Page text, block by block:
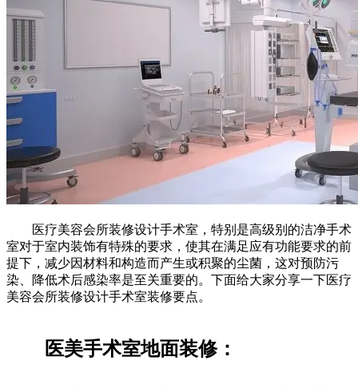
医疗美容会所装修设计手术室，特别是高级别的洁净手术
室对于室内装饰有特殊的要求，使其在满足应有功能要求的前
提下，减少因材料和构造而产生或积聚的尘菌，这对预防污
染、降低术后感染率是至关重要的。下面给大家分享一下医疗
美容会所装修设计手术室装修要点。
医美手术室地面装修：